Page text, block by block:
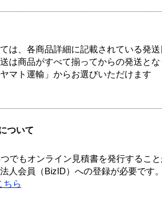
は、各商品詳細に記載されている発送
は商品がすべて揃ってからの発送とな
マト運輸」からお選びいただけます
ついて
でもオンライン見積書を発行すること
人会員（BizID）への登録が必要です。
ちら